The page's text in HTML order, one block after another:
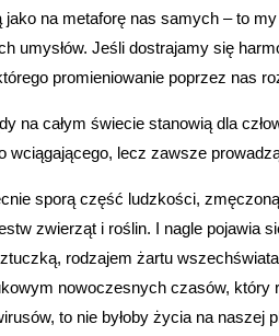
jako na metaforę nas samych – to
umysłów. Jeśli dostrajamy się
promieniowanie poprzez nas
na całym świecie stanowią dla
wciągającego, lecz zawsze
sporą część ludzkości,
zwierząt i roślin. I nagle pojawia
rodzajem żartu
nowoczesnych czasów, który
to nie byłoby życia na naszej